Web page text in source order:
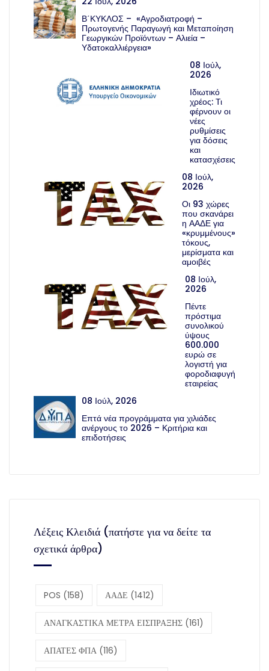
Β΄ΚΥΚΛΟΣ – «Αγροδιατροφή –
Πρωτογενής Παραγωγή και Μεταποίηση
Γεωργικών Προϊόντων – Αλιεία –
Υδατοκαλλιέργεια»
08 Ιούλ,
2026
Ιδιωτικό
χρέος: Τι
φέρνουν οι
νέες
ρυθμίσεις
για δόσεις
και
κατασχέσεις
08 Ιούλ,
2026
Οι 93 χώρες
που σκανάρει
η ΑΑΔΕ για
«κρυμμένους»
τόκους,
μερίσματα και
αμοιβές
08 Ιούλ,
2026
Πέντε
πρόστιμα
συνολικού
ύψους
600.000
ευρώ σε
λογιστή για
φοροδιαφυγή
εταιρείας
08 Ιούλ, 2026
Επτά νέα προγράμματα για χιλιάδες
ανέργους το 2026 – Κριτήρια και
επιδοτήσεις
Λέξεις Κλειδιά (πατήστε για να δείτε τα
σχετικά άρθρα)
POS (158) ΑΑΔΕ (1412)
ΑΝΑΓΚΑΣΤΙΚΑ ΜΕΤΡΑ ΕΙΣΠΡΑΞΗΣ (161)
ΑΠΑΤΕΣ ΦΠΑ (116)